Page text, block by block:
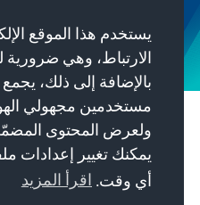
مهمتنا
معلومات الاتصال
يستخدم هذا الموقع
الارتباط، وهي ضرورية
بالإضافة إلى ذلك، يجمع
مستخدمين مجهولي
ولعرض المحتوى
يمكنك تغيير إعدادات
أي وقت. اقرأ المزيد